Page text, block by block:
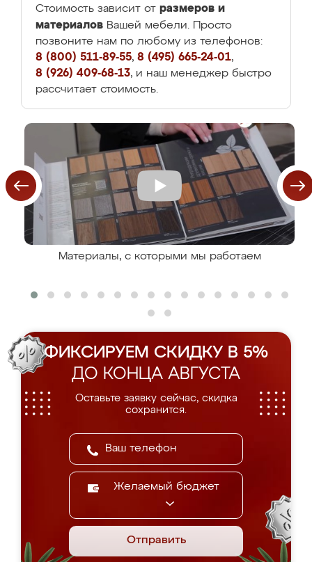
Стоимость зависит от размеров и
материалов Вашей мебели. Просто
позвоните нам по любому из телефонов:
8 (800) 511-89-55, 8 (495) 665-24-01,
8 (926) 409-68-13, и наш менеджер быстро
рассчитает стоимость.
Материалы, с которыми мы работаем
ФИКСИРУЕМ СКИДКУ В 5%
ДО КОНЦА АВГУСТА
Оставьте заявку сейчас, скидка
сохранится.
Желаемый бюджет
Отправить